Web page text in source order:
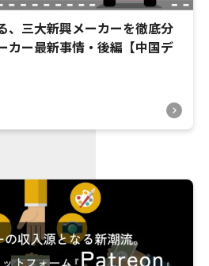
、三大新興メーカーを徹底分
カー最新事情・後編【中国デ